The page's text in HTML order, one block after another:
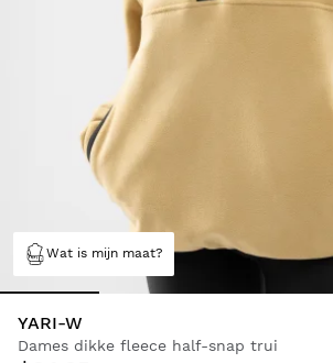
Wat is mijn maat?
YARI-W
Dames dikke fleece half-snap trui